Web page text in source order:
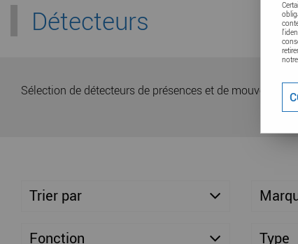
Détecteurs
Sélection de détecteurs de présences et de mouvements
Trier par
Fonction Type